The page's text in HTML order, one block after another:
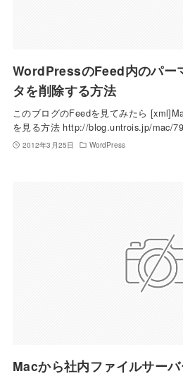
WordPressのFeed内のパー
タを削除する方法
このブログのFeedを見てみたら
を見る方法 http://blog.untrois.jp/mac/
2012年3月25日 WordPress
Macから社内ファイルサー